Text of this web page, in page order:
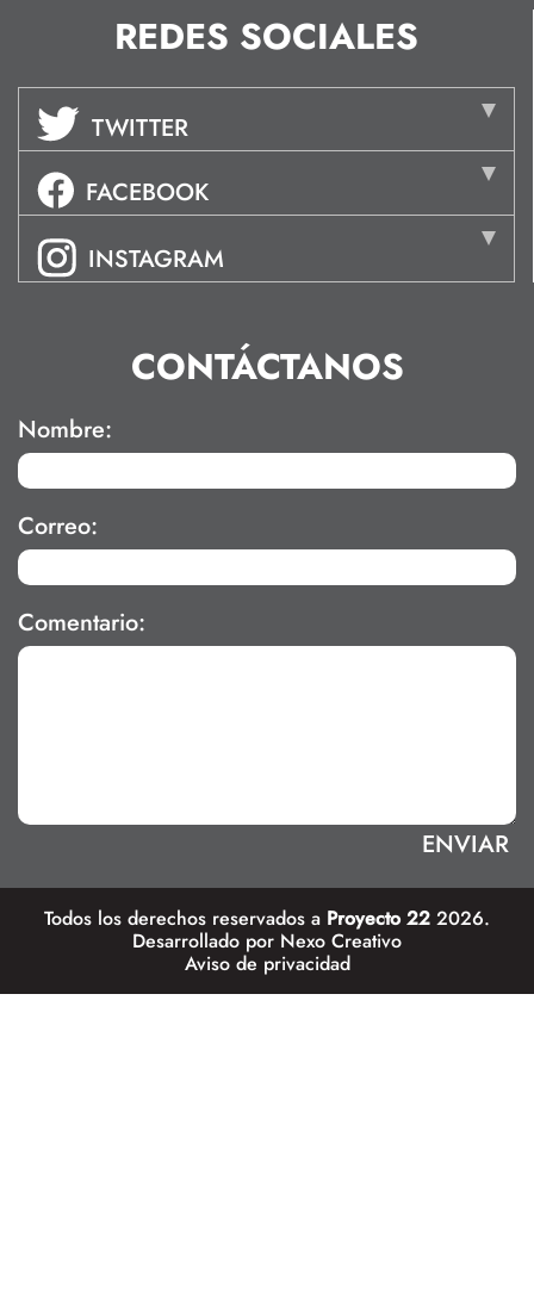
REDES SOCIALES
TWITTER
FACEBOOK
INSTAGRAM
CONTÁCTANOS
Nombre:
Correo:
Comentario:
Todos los derechos reservados a Proyecto 22 2026.
Desarrollado por Nexo Creativo
Aviso de privacidad